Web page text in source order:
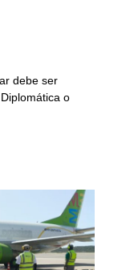
debe ser
o